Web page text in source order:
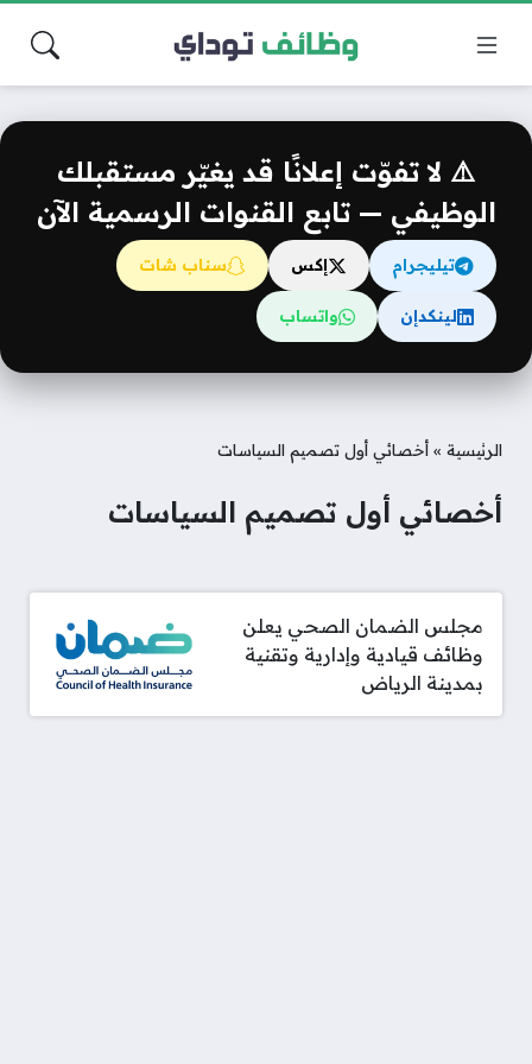
⚠️ لا تفوّت إعلانًا قد يغيّر مستقبلك
الوظيفي — تابع القنوات الرسمية الآن
تيليجرام إكس سناب شات
لينكدإن واتساب
الرئيسية » أخصائي أول تصميم السياسات
أخصائي أول تصميم السياسات
مجلس الضمان الصحي يعلن
وظائف قيادية وإدارية وتقنية
بمدينة الرياض